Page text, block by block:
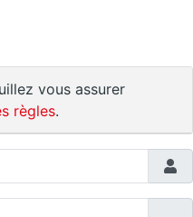
vous assurer
règles.